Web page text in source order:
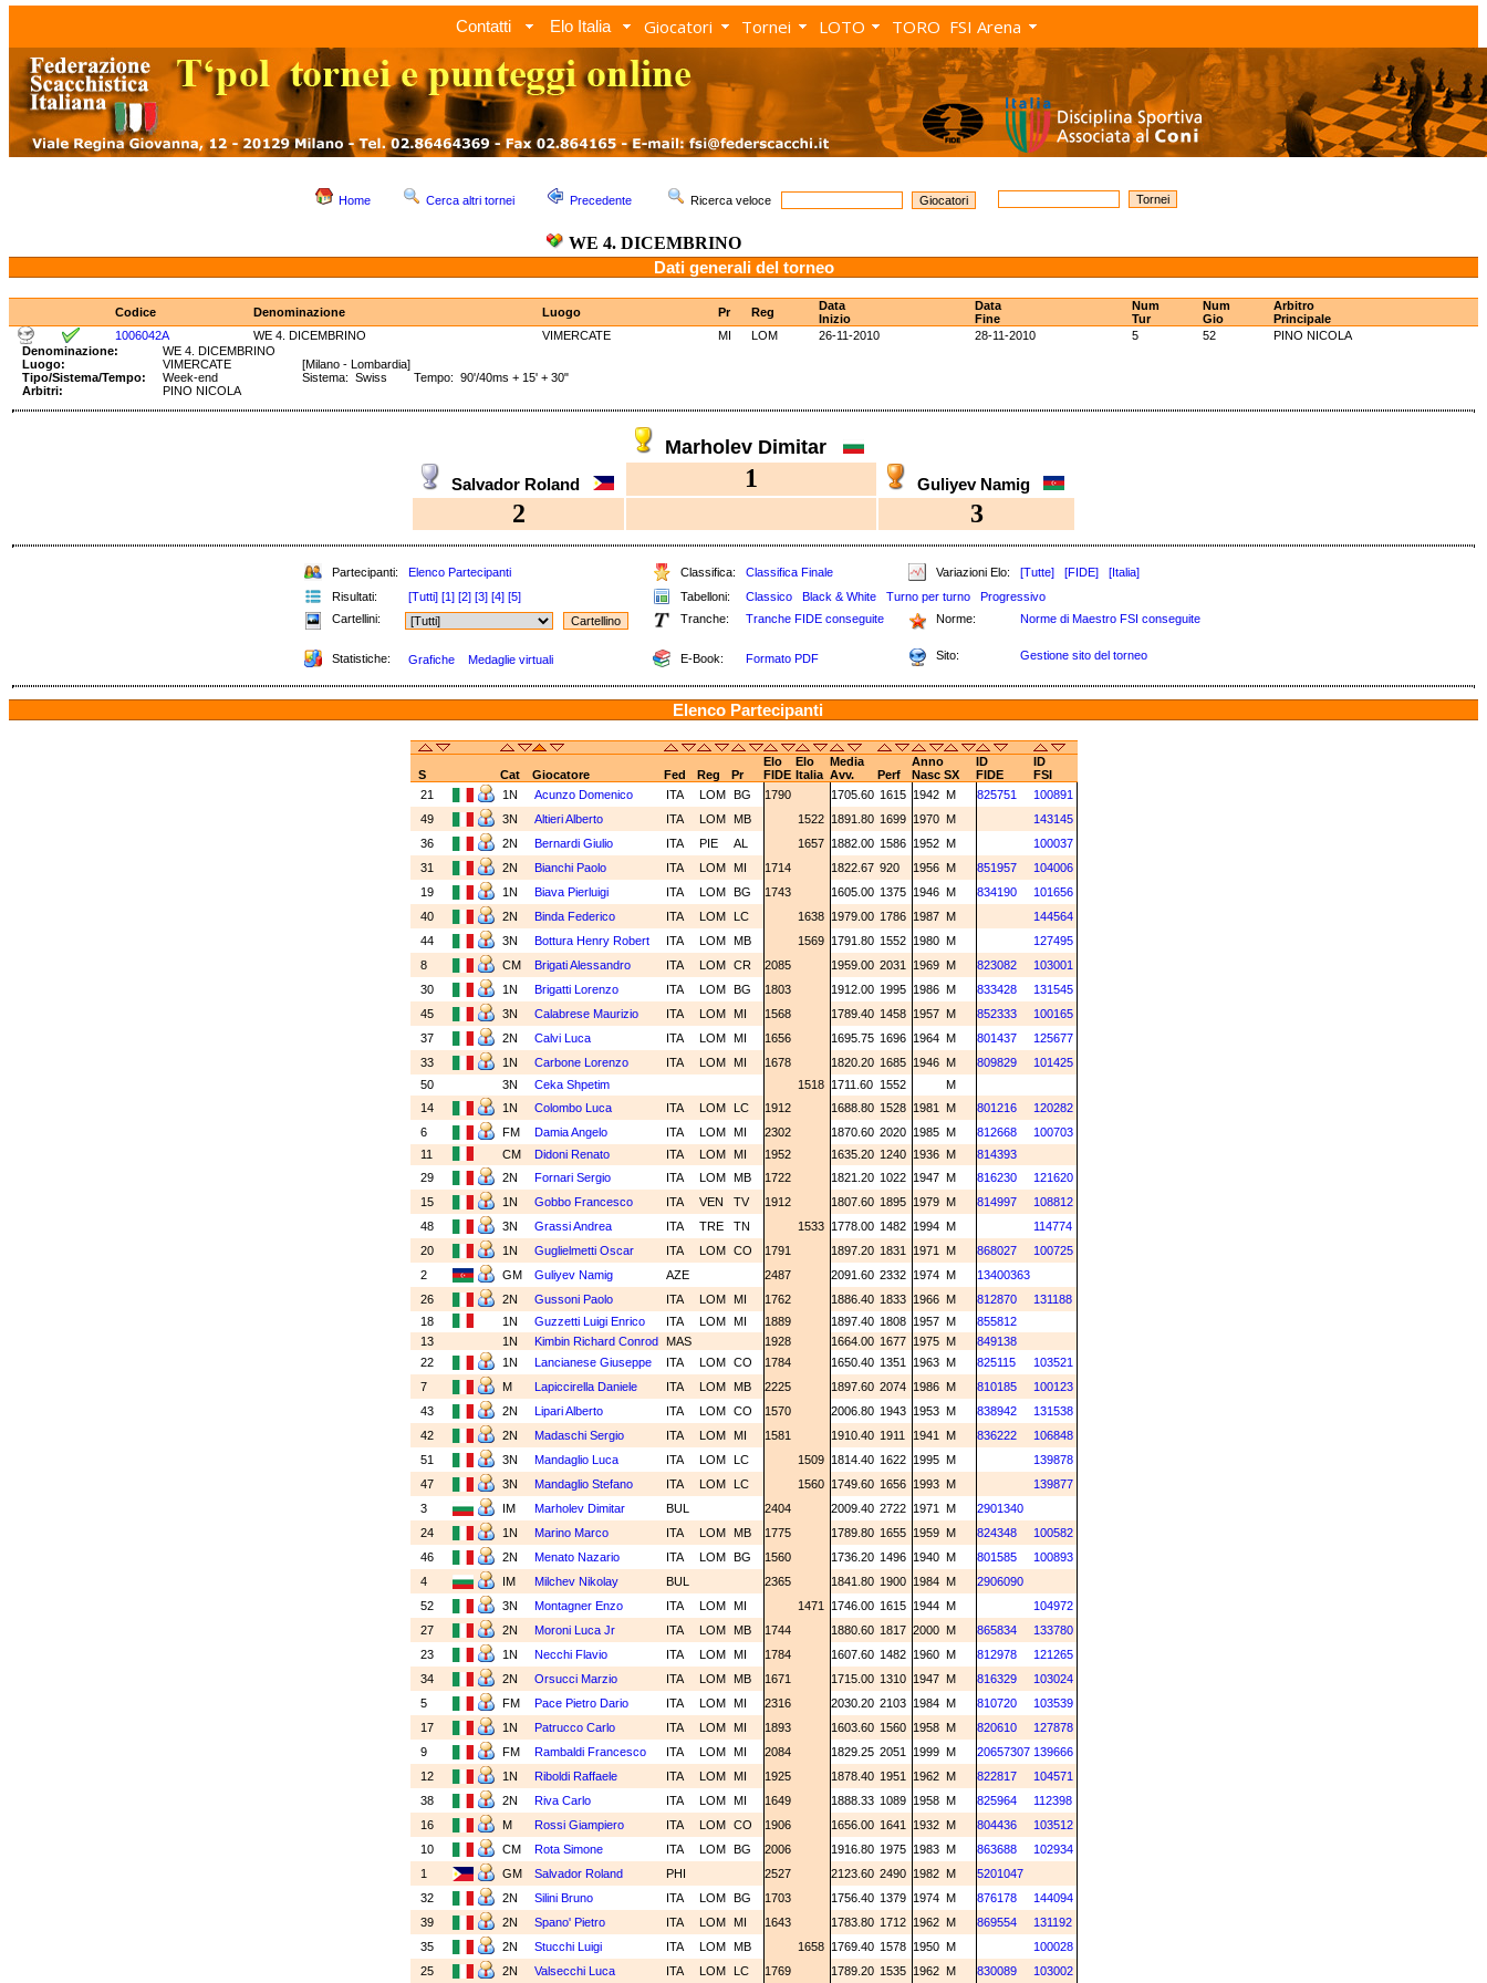
Contatti Elo Italia Giocatori Tornei LOTO TORO FSI Arena
Home Cerca altri tornei Precedente Ricerca veloce
WE 4. DICEMBRINO
Dati generali del torneo
Codice Denominazione Luogo Pr Reg
Data
Inizio
Data
Fine
Num
Tur
Num
Gio
Arbitro
Principale
1006042A
WE 4. DICEMBRINO VIMERCATE MI LOM 26-11-2010 28-11-2010 5 52
PINO NICOLA
Denominazione:
WE 4. DICEMBRINO
Luogo:
VIMERCATE
[Milano - Lombardia]
Tipo/Sistema/Tempo:
Week-end
Sistema: Swiss Tempo: 90'/40ms + 15' + 30"
Arbitri:
PINO NICOLA
Marholev Dimitar
Salvador Roland 1 Guliyev Namig
2 3
Partecipanti: Elenco Partecipanti Classifica: Classifica Finale Variazioni Elo: [Tutte] [FIDE]
[Italia]
Risultati:
[Tutti] [1] [2] [3] [4] [5] Tabelloni: Classico Black & White Turno per turno
Progressivo
Cartellini:
Tranche: Tranche FIDE conseguite Norme: Norme di Maestro FSI conseguite
Statistiche: Grafiche Medaglie virtuali E-Book: Formato PDF Sito: Gestione sito del torneo
Elenco Partecipanti
Elo Elo Media Anno ID
ID
S
Cat Giocatore Fed Reg Pr FIDE Italia Avv. Perf Nasc SX FIDE
FSI
21
1N Acunzo Domenico ITA LOM BG 1790 1705.60 1615 1942 M 825751
100891
49
3N Altieri Alberto ITA LOM MB 1522 1891.80 1699 1970 M
143145
36
2N Bernardi Giulio ITA PIE AL 1657 1882.00 1586 1952 M
100037
31
2N Bianchi Paolo ITA LOM MI 1714 1822.67 920 1956 M 851957
104006
19
1N Biava Pierluigi ITA LOM BG 1743 1605.00 1375 1946 M 834190
101656
40
2N Binda Federico ITA LOM LC 1638 1979.00 1786 1987 M
144564
44
3N Bottura Henry Robert ITA LOM MB 1569 1791.80 1552 1980 M
127495
8
CM Brigati Alessandro ITA LOM CR 2085 1959.00 2031 1969 M 823082
103001
30
1N Brigatti Lorenzo ITA LOM BG 1803 1912.00 1995 1986 M 833428
131545
45
3N Calabrese Maurizio ITA LOM MI 1568 1789.40 1458 1957 M 852333
100165
37
2N Calvi Luca ITA LOM MI 1656 1695.75 1696 1964 M 801437
125677
33
1N Carbone Lorenzo ITA LOM MI 1678 1820.20 1685 1946 M 809829
101425
50
3N Ceka Shpetim 1518 1711.60 1552
M
14
1N Colombo Luca ITA LOM LC 1912 1688.80 1528 1981 M 801216
120282
6
FM Damia Angelo ITA LOM MI 2302 1870.60 2020 1985 M 812668
100703
11
CM Didoni Renato ITA LOM MI 1952 1635.20 1240 1936 M
814393
29
2N Fornari Sergio ITA LOM MB 1722 1821.20 1022 1947 M 816230
121620
15
1N Gobbo Francesco ITA VEN TV 1912 1807.60 1895 1979 M 814997
108812
48
3N Grassi Andrea ITA TRE TN 1533 1778.00 1482 1994 M
114774
20
1N Guglielmetti Oscar ITA LOM CO 1791 1897.20 1831 1971 M 868027
100725
2
GM Guliyev Namig AZE 2487 2091.60 2332 1974 M
13400363
26
2N Gussoni Paolo ITA LOM MI 1762 1886.40 1833 1966 M 812870
131188
18
1N Guzzetti Luigi Enrico ITA LOM MI 1889 1897.40 1808 1957 M
855812
13
1N Kimbin Richard Conrod MAS 1928 1664.00 1677 1975 M
849138
22
1N Lancianese Giuseppe ITA LOM CO 1784 1650.40 1351 1963 M 825115
103521
7
M Lapiccirella Daniele ITA LOM MB 2225 1897.60 2074 1986 M 810185
100123
43
2N Lipari Alberto ITA LOM CO 1570 2006.80 1943 1953 M 838942
131538
42
2N Madaschi Sergio ITA LOM MI 1581 1910.40 1911 1941 M 836222
106848
51
3N Mandaglio Luca ITA LOM LC 1509 1814.40 1622 1995 M
139878
47
3N Mandaglio Stefano ITA LOM LC 1560 1749.60 1656 1993 M
139877
3
IM Marholev Dimitar BUL 2404 2009.40 2722 1971 M
2901340
24
1N Marino Marco ITA LOM MB 1775 1789.80 1655 1959 M 824348
100582
46
2N Menato Nazario ITA LOM BG 1560 1736.20 1496 1940 M 801585
100893
4
IM Milchev Nikolay BUL 2365 1841.80 1900 1984 M
2906090
52
3N Montagner Enzo ITA LOM MI 1471 1746.00 1615 1944 M
104972
27
2N Moroni Luca Jr ITA LOM MB 1744 1880.60 1817 2000 M 865834
133780
23
1N Necchi Flavio ITA LOM MI 1784 1607.60 1482 1960 M 812978
121265
34
2N Orsucci Marzio ITA LOM MB 1671 1715.00 1310 1947 M 816329
103024
5
FM Pace Pietro Dario ITA LOM MI 2316 2030.20 2103 1984 M 810720
103539
17
1N Patrucco Carlo ITA LOM MI 1893 1603.60 1560 1958 M 820610
127878
9
FM Rambaldi Francesco ITA LOM MI 2084 1829.25 2051 1999 M 20657307 139666
12
1N Riboldi Raffaele ITA LOM MI 1925 1878.40 1951 1962 M 822817
104571
38
2N Riva Carlo ITA LOM MI 1649 1888.33 1089 1958 M 825964
112398
16
M Rossi Giampiero ITA LOM CO 1906 1656.00 1641 1932 M 804436
103512
10
CM Rota Simone ITA LOM BG 2006 1916.80 1975 1983 M 863688
102934
1
GM Salvador Roland PHI 2527 2123.60 2490 1982 M
5201047
32
2N Silini Bruno ITA LOM BG 1703 1756.40 1379 1974 M 876178
144094
39
2N Spano' Pietro ITA LOM MI 1643 1783.80 1712 1962 M 869554
131192
35
2N Stucchi Luigi ITA LOM MB 1658 1769.40 1578 1950 M
100028
25
2N Valsecchi Luca ITA LOM LC 1769 1789.20 1535 1962 M 830089 103002